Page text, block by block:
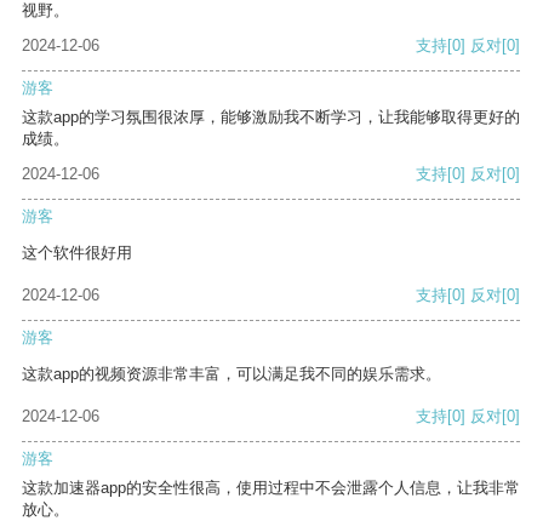
视野。
2024-12-06
支持[0] 反对[0]
游客
这款app的学习氛围很浓厚，能够激励我不断学习，让我能够取得更好的
成绩。
2024-12-06
支持[0] 反对[0]
游客
这个软件很好用
2024-12-06 支持[0] 反对[0]
游客
这款app的视频资源非常丰富，可以满足我不同的娱乐需求。
2024-12-06 支持[0] 反对[0]
游客
这款加速器app的安全性很高，使用过程中不会泄露个人信息，让我非常
放心。